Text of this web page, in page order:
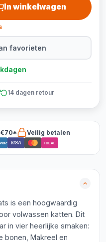
In winkelwagen
favorieten
14 dagen retour
€70*
Veilig betalen
VISA iDEAL
is een hoogwaardig
volwassen katten. Dit
in vier heerlijke smaken:
bonen, Makreel en